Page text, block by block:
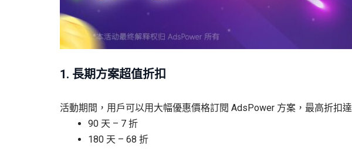
1. 長期方案超值折扣
活動期間，用戶可以用大幅優惠價格訂閱 AdsPower 方案，最高折扣達
90 天 – 7 折
180 天 – 68 折